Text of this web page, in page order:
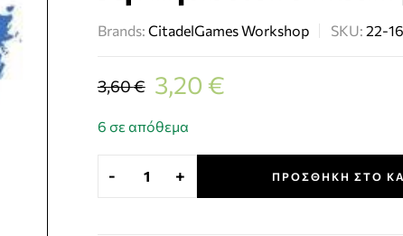
Brands: CitadelGames Workshop SKU: 22-16
3,60€ 3,20 €
6 σε απόθεμα
- + ΠΡΟΣΘΉΚΗ ΣΤΟ